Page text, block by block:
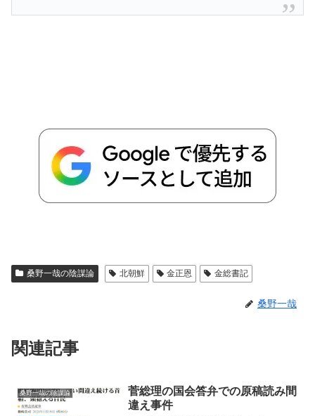
桑野一哉の陰謀論 北朝鮮 金正恩 金総書記
桑野一哉
関連記事
桑野一哉の陰謀論
菅総理の国会答弁での原稿読み間
違え事件